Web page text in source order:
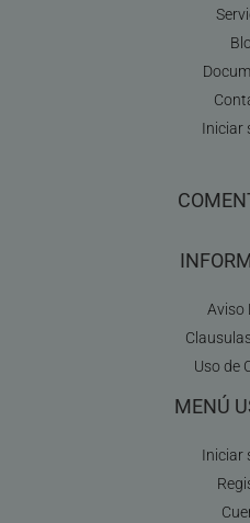
Iniciar
Aviso
Uso de
MENÚ
Iniciar